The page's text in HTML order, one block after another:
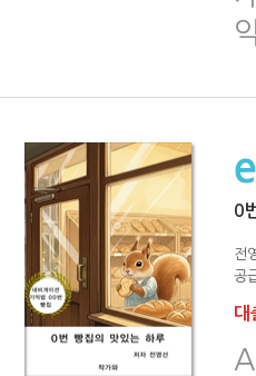
0
전
공
대